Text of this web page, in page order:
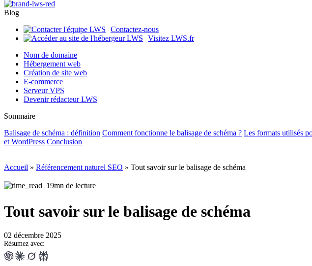
Blog
Contactez-nous
Visitez LWS.fr
Nom de domaine
Hébergement web
Création de site web
E-commerce
Serveur VPS
Devenir rédacteur LWS
Sommaire
Balisage de schéma : définition Comment fonctionne le balisage de schéma ? Les formats utilisés
et WordPress Conclusion
Accueil » Référencement naturel SEO » Tout savoir sur le balisage de schéma
19mn de lecture
Tout savoir sur le balisage de schéma
02 décembre 2025
Résumez avec: